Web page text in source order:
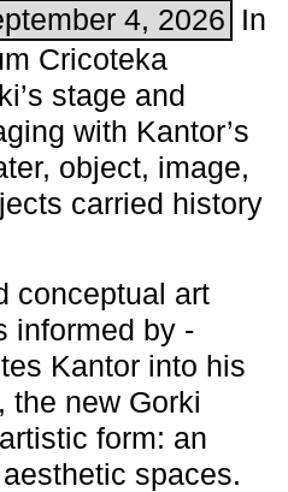
4, 2026 In
Cricoteka
stage and
with Kantor’s
object, image,
carried history
conceptual art
informed by
Kantor into his
the new Gorki
form: an
spaces.